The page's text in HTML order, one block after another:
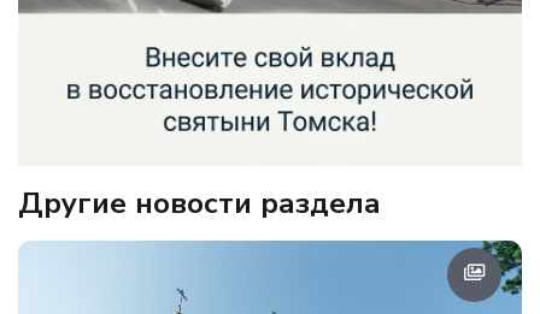
Другие новости раздела